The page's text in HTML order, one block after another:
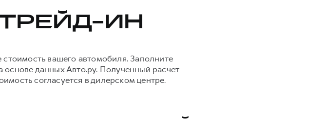
ИН
стоимость вашего автомобиля. Заполните
данных Авто.ру. Полученный расчет
согласуется в дилерском центре.